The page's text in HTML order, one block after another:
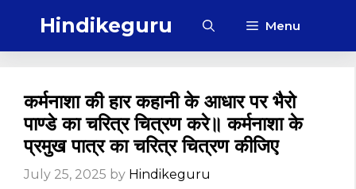
Hindikeguru Menu
कर्मनाशा की हार कहानी के आधार पर भैरो
पाण्डे का चरित्र चित्रण करे॥ कर्मनाशा के
प्रमुख पात्र का चरित्र चित्रण कीजिए
July 25, 2025 by Hindikeguru